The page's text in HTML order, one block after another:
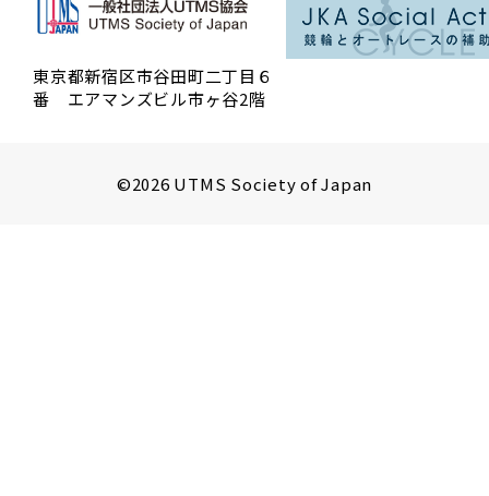
東京都新宿区市谷田町二丁目６
番 エアマンズビル市ヶ谷2階
©2026 UTMS Society of Japan